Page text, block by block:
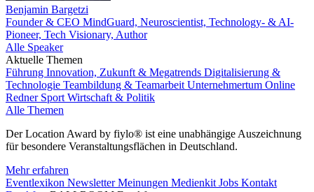
Benjamin Bargetzi
Founder & CEO MindGuard, Neuroscientist, Technology- & AI-
Pioneer, Tech Visionary, Author
Alle Speaker
Aktuelle Themen
Führung Innovation, Zukunft & Megatrends Digitalisierung &
Technologie Teambildung & Teamarbeit Unternehmertum Online
Redner Sport Wirtschaft & Politik
Alle Themen
Der Location Award by fiylo® ist eine unabhängige Auszeichnung
für besondere Veranstaltungsflächen in Deutschland.
Mehr erfahren
Eventlexikon NewsletterMeinungen Medienkit Jobs Kontakt